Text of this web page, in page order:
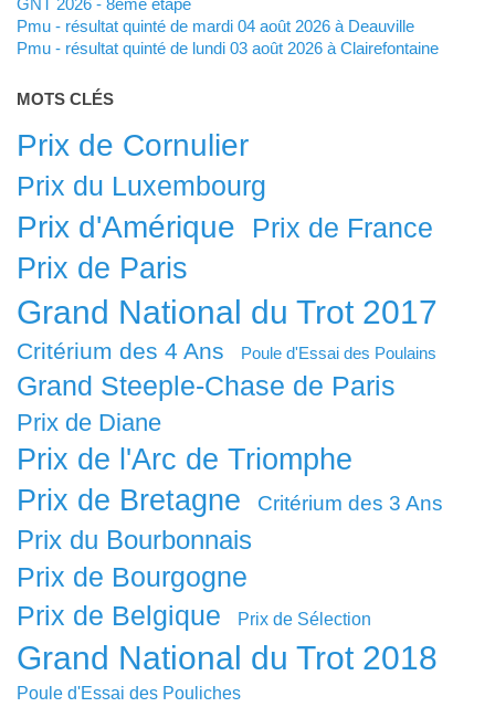
Pmu - résultat quinté de mardi 04 août 2026 à Deauville
Pmu - résultat quinté de lundi 03 août 2026 à Clairefontaine
MOTS CLÉS
Prix de Cornulier
Prix du Luxembourg
Prix d'Amérique Prix de France
Prix de Paris
Grand National du Trot 2017
Critérium des 4 Ans Poule d'Essai des Poulains
Grand Steeple-Chase de Paris
Prix de Diane
Prix de l'Arc de Triomphe
Prix de Bretagne
Critérium des 3 Ans
Prix du Bourbonnais
Prix de Bourgogne
Prix de Belgique
Prix de Sélection
Grand National du Trot 2018
Poule d'Essai des Pouliches